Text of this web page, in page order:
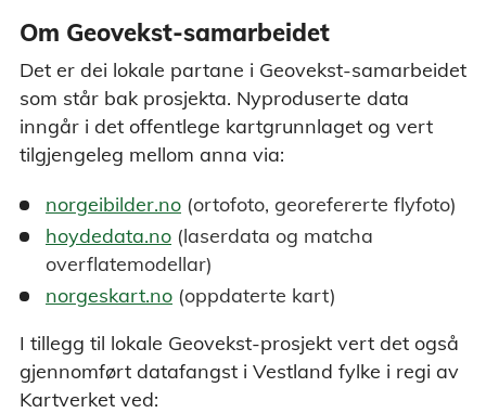
Om Geovekst-samarbeidet
Det er dei lokale partane i Geovekst-samarbeidet
som står bak prosjekta. Nyproduserte data
inngår i det offentlege kartgrunnlaget og vert
tilgjengeleg mellom anna via:
norgeibilder.no (ortofoto, georefererte flyfoto)
hoydedata.no (laserdata og matcha
overflatemodellar)
norgeskart.no (oppdaterte kart)
I tillegg til lokale Geovekst-prosjekt vert det også
gjennomført datafangst i Vestland fylke i regi av
Kartverket ved: